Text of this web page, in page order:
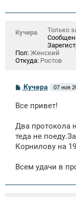
Кучера
Только
Пол: Женский
Откуда: Ростов
С
о
б
н
и
Кучера 07 ноя
Все привет!
Два протокола
теда не
Корнилову на
Всем удачи в